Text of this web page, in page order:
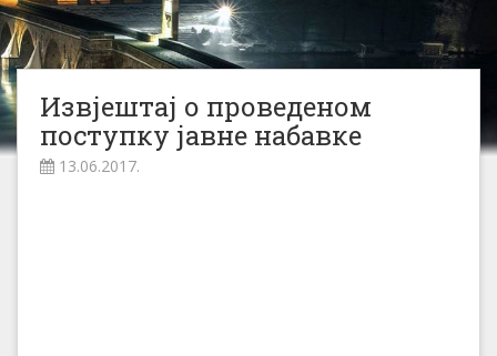
Извјештај о проведеном
поступку јавне набавке
13.06.2017.